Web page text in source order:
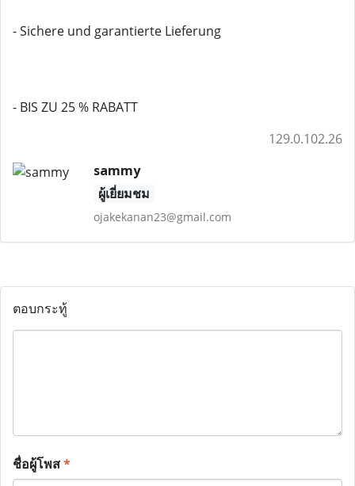
- Sichere und garantierte Lieferung
- BIS ZU 25 % RABATT
129.0.102.26
sammy
ผู้เยี่ยมชม
ojakekanan23@gmail.com
ตอบกระทู้
ชื่อผู้โพส*